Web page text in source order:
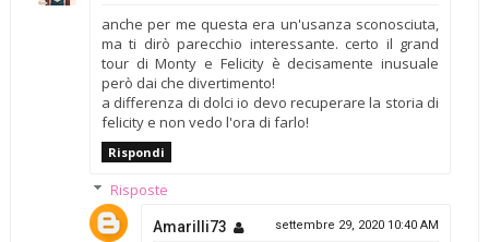
anche per me questa era un'usanza sconosciuta,
ma ti dirò parecchio interessante. certo il grand
tour di Monty e Felicity è decisamente inusuale
però dai che divertimento!
a differenza di dolci io devo recuperare la storia di
felicity e non vedo l'ora di farlo!
Rispondi
Risposte
Amarilli73 settembre 29, 2020 10:40 AM